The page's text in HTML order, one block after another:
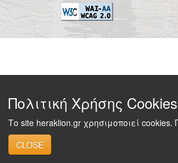
Πολιτική Χρήσης Cookies
Το site heraklion.gr χρησιμοποιεί
CLOSE